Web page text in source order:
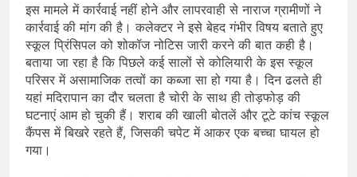
इस मामले में कार्रवाई नहीं होने और लापरवाही से नाराज ग्रामीणों ने
कार्रवाई की मांग की है। कलेक्टर ने इसे बेहद गंभीर विषय बताते हुए
स्कूल प्रिंसिपल को शोकॉज नोटिस जारी करने की बात कही है।
बताया जा रहा है कि पिछले कई सालों से कोलियारी के इस स्कूल
परिसर में असामाजिक तत्वों का कब्जा सा हो गया है। दिन ढलते ही
यहां मदिरापान का दौर चलता है चोरी के साथ ही तोड़फोड़ की
घटनाएं आम हो चुकी हैं। शराब की खाली बोतलें और टूटे कांच स्कूल
कैंपस में बिखरे रहते हैं, जिसकी चपेट में आकर एक बच्चा घायल हो
गया।